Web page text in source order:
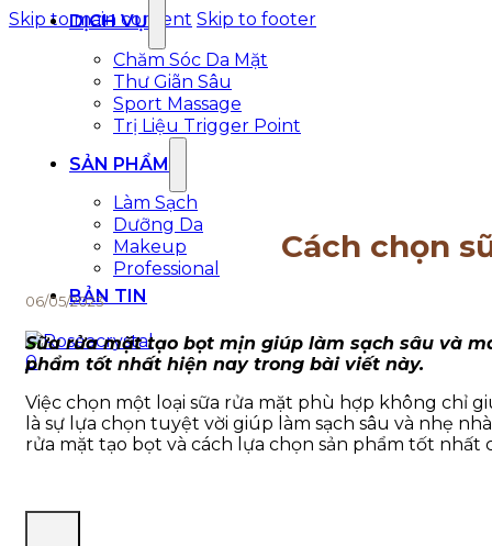
Skip to main content Skip to footer
DỊCH VỤ
Chăm Sóc Da Mặt
Thư Giãn Sâu
Sport Massage
Trị Liệu Trigger Point
SẢN PHẨM
Làm Sạch
Dưỡng Da
Makeup
Professional
BẢN TIN
0
Cách chọn
06/05/2023
Sữa rửa mặt tạo bọt mịn giúp làm sạch sâu và
phẩm tốt nhất hiện nay trong bài viết này.
Việc chọn một loại sữa rửa mặt phù hợp không chỉ
là sự lựa chọn tuyệt vời giúp làm sạch sâu và nhẹ
rửa mặt tạo bọt và cách lựa chọn sản phẩm tốt nhất